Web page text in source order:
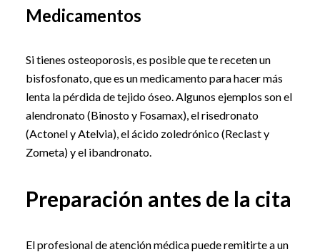
Medicamentos
Si tienes osteoporosis, es posible que te receten un
bisfosfonato, que es un medicamento para hacer más
lenta la pérdida de tejido óseo. Algunos ejemplos son el
alendronato (Binosto y Fosamax), el risedronato
(Actonel y Atelvia), el ácido zoledrónico (Reclast y
Zometa) y el ibandronato.
Preparación antes de la cita
El profesional de atención médica puede remitirte a un